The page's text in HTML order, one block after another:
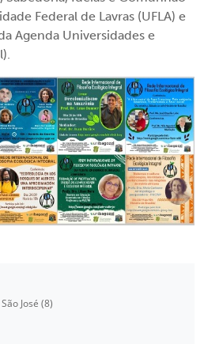
Federal de Lavras (UFLA) e
Agenda Universidades e
José (8)